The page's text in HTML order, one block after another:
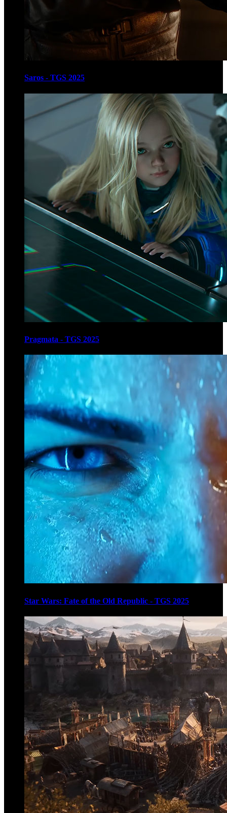
Saros - TGS 2025
Pragmata - TGS 2025
Star Wars: Fate of the Old Republic - TGS 2025